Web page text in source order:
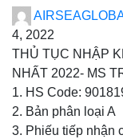
4, 2022
THỦ TỤC NHẬP
NHẤT 2022- MS
1. HS Code:
2. Bản phân loại A
3. Phiếu tiếp nhận